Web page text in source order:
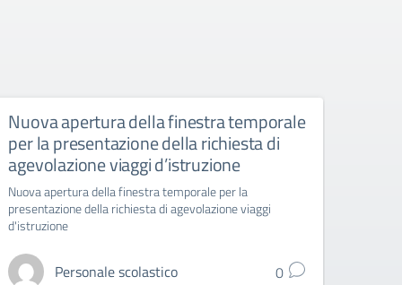
Nuova apertura della finestra temporale
per la presentazione della richiesta di
agevolazione viaggi d’istruzione
Nuova apertura della finestra temporale per la
presentazione della richiesta di agevolazione viaggi
d'istruzione
Personale scolastico 0